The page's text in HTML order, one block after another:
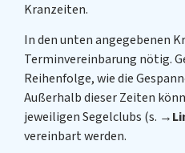
Kranzeiten.
In den unten angegebenen
Terminvereinbarung nötig.
Reihenfolge, wie die
Außerhalb dieser Zeiten
jeweiligen Segelclubs (s.
vereinbart werden.